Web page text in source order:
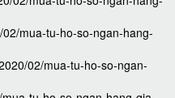
mua-tu-ho-so-ngan-hang-
02/mua-tu-ho-so-ngan-